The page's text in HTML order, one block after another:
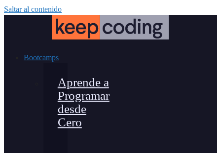
Saltar al contenido
Bootcamps
Aprende a
Programar
desde
Cero